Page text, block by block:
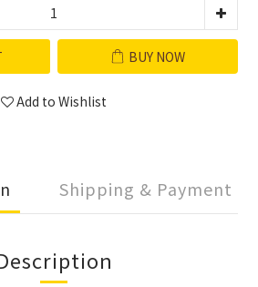
BUY NOW
Add to Wishlist
Shipping & Payment